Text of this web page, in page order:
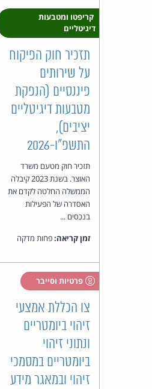
קריפטו ומטבעות
דיגיטליים
תזכיר חוק הפיקוח
על שירותים
פיננסיים (הנפקת
מטבעות דיגיטליים
יציבים),
התשפ"ו-2026
תזכיר חוק מטעם משרד
האוצר. בשנת 2023 קיבלה
הממשלה החלטה לקדם את
האסדרה של הפעילות
בנכסים ...
זמן קריאה:פחות מדקה
פרטיות וסייבר
צו הכללת אמצעי
זיהוי ביומטריים
ונתוני זיהוי
ביומטריים במסמכי
זיהוי ובמאגר מידע